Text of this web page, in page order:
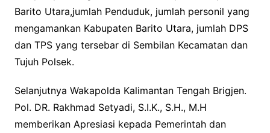
Barito Utara,jumlah Penduduk, jumlah personil yang
mengamankan Kabupaten Barito Utara, jumlah DPS
dan TPS yang tersebar di Sembilan Kecamatan dan
Tujuh Polsek.
Selanjutnya Wakapolda Kalimantan Tengah Brigjen.
Pol. DR. Rakhmad Setyadi, S.I.K., S.H., M.H
memberikan Apresiasi kepada Pemerintah dan